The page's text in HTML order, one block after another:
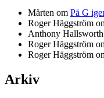
Mårten om På G
Roger Häggström
Anthony Hallsworth
Roger Häggström
Roger Häggström
Arkiv